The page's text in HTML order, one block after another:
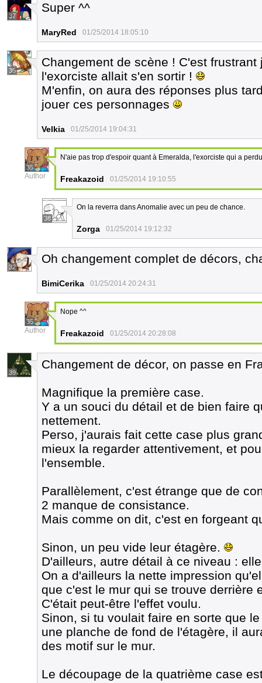
37
Super ^^
MaryRed 01/25/2014 18:05:10
35
Changement de scène ! C'est
l'exorciste allait s'en sortir !
M'enfin, on aura des réponses plus
jouer ces personnages
Velkia 01/25/2014 19:04:31
35
Author
N'aie pas trop d'espoir quant à Emeralda, l'exorciste qui a
Freakazoid 01/25/2014 19:10:55
38
On la reverra dans Anomalie avec un peu de chance.
Zorga 01/25/2014 19:12:32
32
Oh changement complet de décors,
BimiCerika 01/25/2014 20:24:31
35
Author
Nope ^^
Freakazoid 01/25/2014 20:28:08
39
Changement de décor, on passe en
Magnifique la première case.
Y a un souci du détail et de bien faire
nettement.
Perso, j'aurais fait cette case plus
mieux la regarder attentivement, et
l'ensemble.
Parallèlement, c'est étrange que de
2 manque de consistance.
Mais comme on dit, c'est en forgeant
Sinon, un peu vide leur étagère.
D'ailleurs, autre détail à ce niveau :
On a d'ailleurs la nette impression
que c'est le mur qui se trouve derrière
C'était peut-être l'effet voulu.
Sinon, si tu voulait faire en sorte que
une planche de fond de l'étagère, il
des motif sur le mur.
Le découpage de la quatrième case